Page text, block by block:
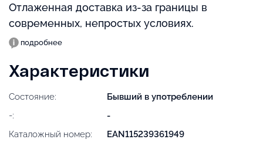
Отлаженная доставка из-за границы в
современных, непростых условиях.
подробнее
Характеристики
Состояние:
Бывший в употреблении
-:
-
Каталожный номер:
EAN115239361949